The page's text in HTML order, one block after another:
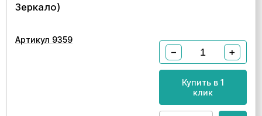
Зеркало)
Артикул 9359
− +
Купить в 1
клик